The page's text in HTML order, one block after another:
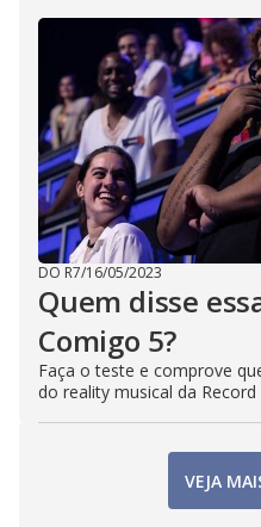
DO R7/16/05/2023
Quem disse
Comigo 5?
Faça o teste e comprove
do reality musical da Record
VEJA